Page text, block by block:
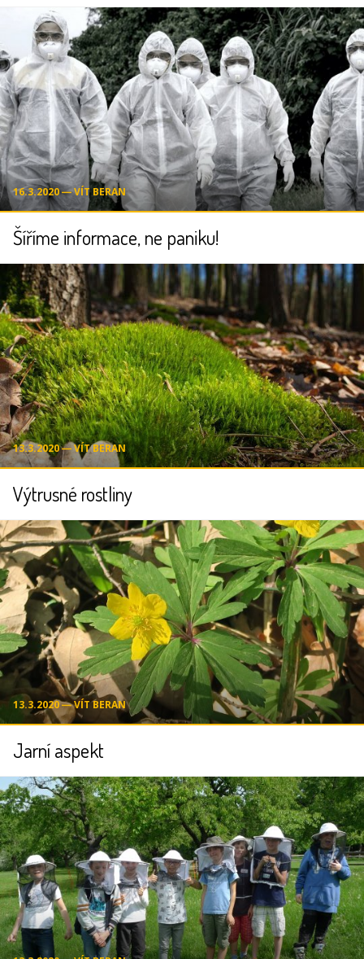
16.3.2020 ― VÍT BERAN
Šíříme informace, ne paniku!
13.3.2020 ― VÍT BERAN
Výtrusné rostliny
13.3.2020 ― VÍT BERAN
Jarní aspekt